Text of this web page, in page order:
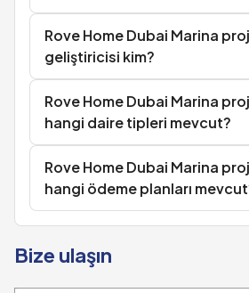
Rove Home Dubai Marina
geliştiricisi kim?
Rove Home Dubai Marina
hangi daire tipleri mevcut?
Rove Home Dubai Marina
hangi ödeme planları
Bize ulaşın